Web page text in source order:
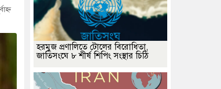
হরমুজ প্রণালিতে টোলের বিরোধিতা,
জাতিসংঘে ৮ শীর্ষ শিপিং সংস্থার চিঠি